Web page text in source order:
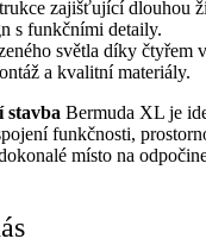
zajišťující dlouhou
s funkčními detaily.
světla díky čtyřem
a kvalitní materiály.
stavba Bermuda XL je
funkčnosti,
místo na